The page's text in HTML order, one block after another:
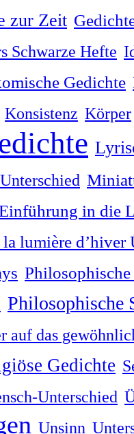
zur Zeit
Schwarze Hefte
Gedichte
Konsistenz Körper
in die
lumière dʼhiver
Philosophische
auf das
Gedichte
Unterschied
Unsinn